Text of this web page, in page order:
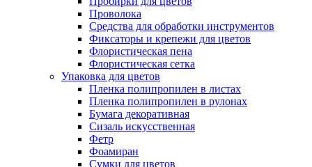
Проволока
Средства для обработки инструментов
Фиксаторы и крепежи для цветов
Флористическая пена
Флористическая сетка
Упаковка для цветов
Пленка полипропилен в листах
Пленка полипропилен в рулонах
Бумага декоративная
Сизаль искусственная
Фетр
Фоамиран
Сумки для цветов